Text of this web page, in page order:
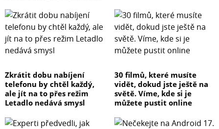
Zkrátit dobu nabíjení
telefonu by chtěl každý,
ale jít na to přes režim
Letadlo nedává smysl
30 filmů, které musíte
vidět, dokud jste ještě na
světě. Víme, kde si je
můžete pustit online